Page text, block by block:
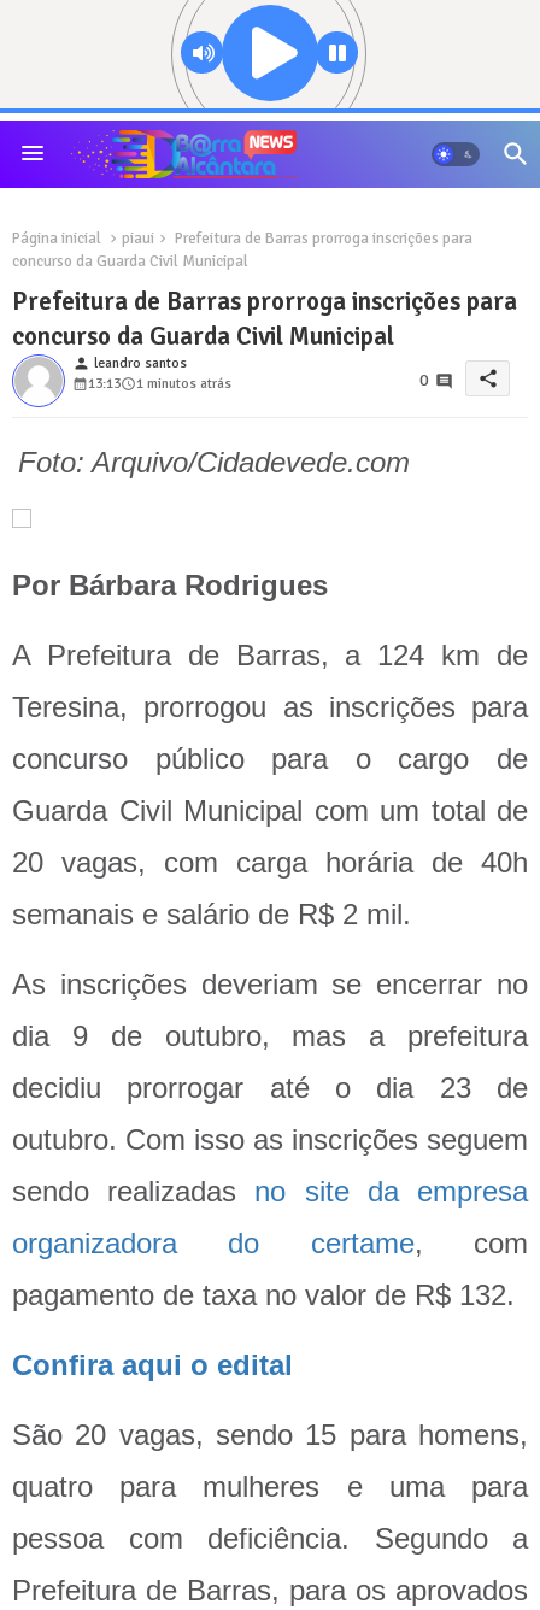
Página inicial piaui
Prefeitura de Barras prorroga inscrições para
concurso da Guarda Civil Municipal
Prefeitura de Barras prorroga inscrições para
concurso da Guarda Civil Municipal
person leandro santos
13:13
1 minutos atrás 0 share
Foto: Arquivo/Cidadevede.com
Por Bárbara Rodrigues
A Prefeitura de Barras, a 124 km de
Teresina, prorrogou as inscrições para
concurso público para o cargo de
Guarda Civil Municipal com um total de
20 vagas, com carga horária de 40h
semanais e salário de R$ 2 mil.
As inscrições deveriam se encerrar no
dia 9 de outubro, mas a prefeitura
decidiu prorrogar até o dia 23 de
outubro. Com isso as inscrições seguem
sendo realizadas no site da empresa
organizadora do certame, com
pagamento de taxa no valor de R$ 132.
Confira aqui o edital
São 20 vagas, sendo 15 para homens,
quatro para mulheres e uma para
pessoa com deficiência. Segundo a
Prefeitura de Barras, para os aprovados